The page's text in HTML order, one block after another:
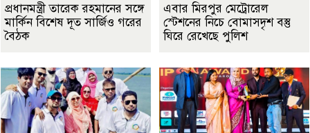
প্রধানমন্ত্রী তারেক রহমানের সঙ্গে
মার্কিন বিশেষ দূত সার্জিও গরের
বৈঠক
এবার মিরপুর মেট্রোরেল
স্টেশনের নিচে বোমাসদৃশ বস্তু
ঘিরে রেখেছে পুলিশ